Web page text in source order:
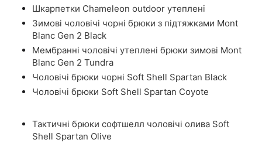
Шкарпетки Chameleon outdoor утеплені
Зимові чоловічі чорні брюки з підтяжками Mont
Blanc Gen 2 Black
Мембранні чоловічі утеплені брюки зимові Mont
Blanc Gen 2 Tundra
Чоловічі брюки чорні Soft Shell Spartan Black
Чоловічі брюки Soft Shell Spartan Coyote
Тактичні брюки софтшелл чоловічі олива Soft
Shell Spartan Olive